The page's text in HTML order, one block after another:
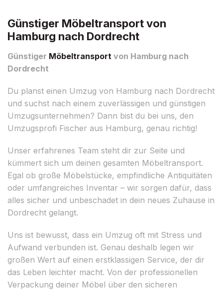
Günstiger Möbeltransport von
Hamburg nach Dordrecht
Günstiger Möbeltransport von Hamburg nach
Dordrecht
Du planst einen Umzug von Hamburg nach Dordrecht
und suchst nach einem zuverlässigen und günstigen
Umzugsunternehmen? Dann bist du bei uns, den
Umzugsprofi Fischer aus Hamburg, genau richtig!
Unser erfahrenes Team steht dir zur Seite und
kümmert sich um deinen gesamten Möbeltransport.
Egal ob große Möbelstücke, empfindliche Antiquitäten
oder umfangreiches Inventar – wir sorgen dafür, dass
alles sicher und unbeschadet in dein neues Zuhause in
Dordrecht gelangt.
Uns ist bewusst, dass ein Umzug oft mit Stress und
Aufwand verbunden ist. Genau deshalb legen wir
großen Wert auf einen erstklassigen Service, der dir
das Leben leichter macht. Von der professionellen
Verpackung deiner Möbel über den sicheren